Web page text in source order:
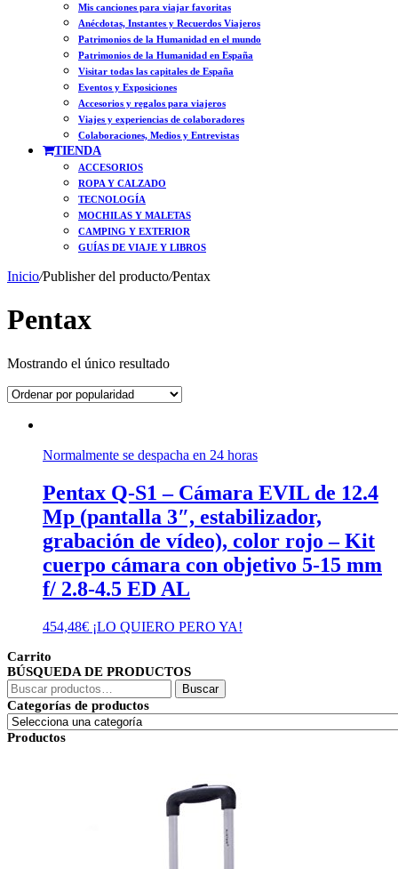
Mis canciones para viajar favoritas
Anécdotas, Instantes y Recuerdos Viajeros
Patrimonios de la Humanidad en el mundo
Patrimonios de la Humanidad en España
Visitar todas las capitales de España
Eventos y Exposiciones
Accesorios y regalos para viajeros
Viajes y experiencias de colaboradores
Colaboraciones, Medios y Entrevistas
TIENDA
ACCESORIOS
ROPA Y CALZADO
TECNOLOGÍA
MOCHILAS Y MALETAS
CAMPING Y EXTERIOR
GUÍAS DE VIAJE Y LIBROS
Inicio/Publisher del producto/Pentax
Pentax
Mostrando el único resultado
Normalmente se despacha en 24 horas
Pentax Q-S1 – Cámara EVIL de 12.4
Mp (pantalla 3″, estabilizador,
grabación de vídeo), color rojo – Kit
cuerpo cámara con objetivo 5-15 mm
f/ 2.8-4.5 ED AL
454,48€ ¡LO QUIERO PERO YA!
Carrito
BÚSQUEDA DE PRODUCTOS
Buscar
por:
Buscar
Categorías de productos
Productos